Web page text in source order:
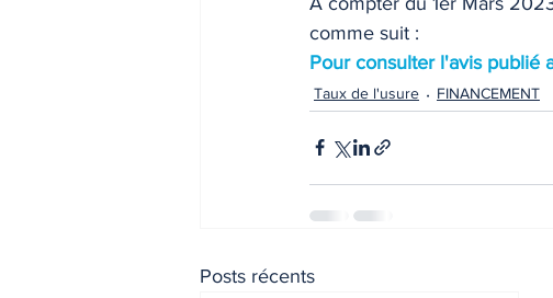
ACTU FISCALE Fiscalité immobilière
ACTU PRO
comme suit :
Pour consulter l'avis publié
Taux de l'usure FINANCEMENT
Posts récents